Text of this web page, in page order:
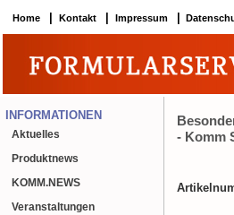
Home Kontakt Impressum
INFORMATIONEN
Aktuelles
Produktnews
KOMM.NEWS
Veranstaltungen
- Komm